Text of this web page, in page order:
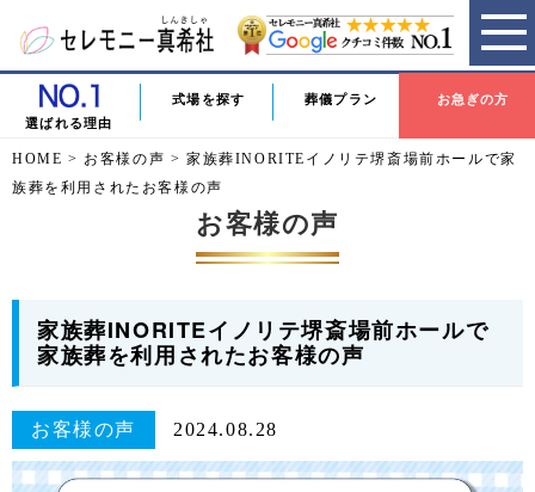
選ばれる理由
式場を探す 葬儀プラン お急ぎの方
HOME > お客様の声 >家族葬INORITEイノリテ堺斎場前ホールで家
族葬を利用されたお客様の声
お客様の声
家族葬INORITEイノリテ堺斎場前ホールで
家族葬を利用されたお客様の声
お客様の声 2024.08.28